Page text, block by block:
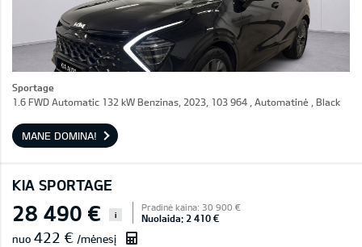
Sportage
1.6 FWD Automatic 132 kW Benzinas, 2023, 103 964 , Automatinė , Black
MANE DOMINA!
KIA SPORTAGE
28 490 € i
Pradinė kaina: 30 900 €
Nuolaida: 2 410 €
nuo 422 € /mėnesį